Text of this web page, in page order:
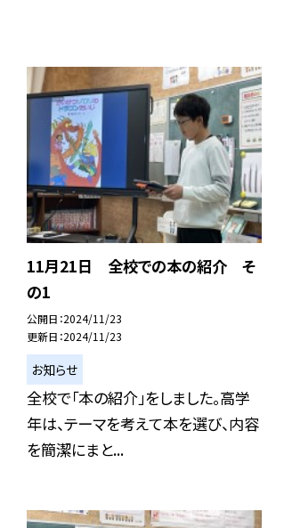
11月21日 全校での本の紹介 そ
の1
公開日 2024/11/23
更新日 2024/11/23
お知らせ
全校で「本の紹介」をしました。高学
年は、テーマを考えて本を選び、内容
を簡潔にまと...